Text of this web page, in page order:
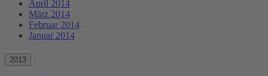
April 2014
März 2014
Februar 2014
Januar 2014
2013